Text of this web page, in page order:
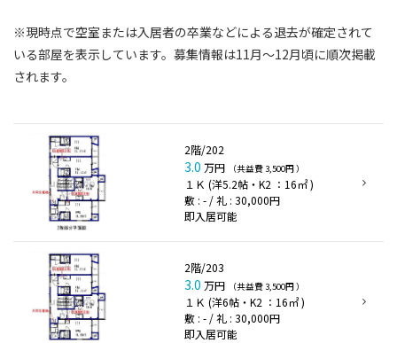
※現時点で空室または⼊居者の卒業などによる退去が確定されて
いる部屋を表⽰しています。募集情報は11⽉〜12⽉頃に順次掲載
されます。
2階/202
3.0 万円 （共益費 3,500円 ）
１Ｋ (洋5.2帖・K2 ：16㎡ )
敷 : - / 礼 : 30,000円
即入居可能
2階/203
3.0 万円 （共益費 3,500円 ）
１Ｋ (洋6帖・K2 ：16㎡ )
敷 : - / 礼 : 30,000円
即入居可能